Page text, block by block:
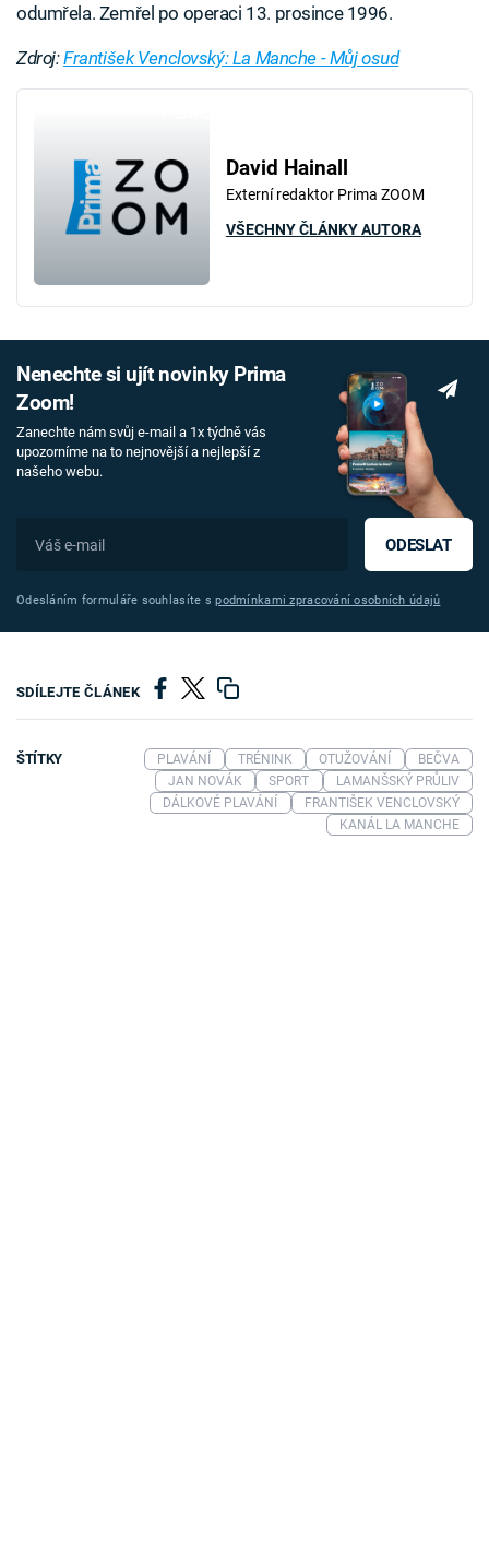
odumřela. Zemřel po operaci 13. prosince 1996.
Zdroj:František Venclovský: La Manche - Můj osud
David Hainall
Externí redaktor Prima ZOOM
VŠECHNY ČLÁNKY AUTORA
Nenechte si ujít novinky Prima
Zoom!
Zanechte nám svůj e-mail a 1x týdně vás
upozorníme na to nejnovější a nejlepší z
našeho webu.
ODESLAT
Odesláním formuláře souhlasíte spodmínkami zpracování osobních údajů
SDÍLEJTE ČLÁNEK
ŠTÍTKY PLAVÁNÍ TRÉNINK OTUŽOVÁNÍ
BEČVA
JAN NOVÁK
SPORT
LAMANŠSKÝ PRŮLIV
DÁLKOVÉ PLAVÁNÍ
FRANTIŠEK VENCLOVSKÝ
KANÁL LA MANCHE